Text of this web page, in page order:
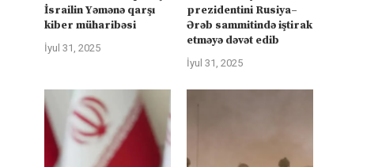
İsrailin Yəmənə qarşı
kiber müharibəsi
İyul 31, 2025
prezidentini Rusiya–
Ərəb sammitində iştirak
etməyə dəvət edib
İyul 31, 2025